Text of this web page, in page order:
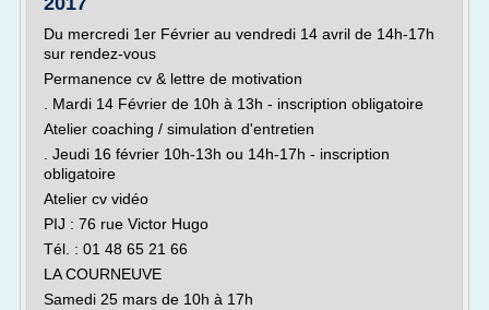
Du mercredi 1er Février au vendredi 14 avril de 14h-17h
sur rendez-vous
Permanence cv & lettre de motivation
. Mardi 14 Février de 10h à 13h - inscription obligatoire
Atelier coaching / simulation d'entretien
. Jeudi 16 février 10h-13h ou 14h-17h - inscription
obligatoire
Atelier cv vidéo
PIJ : 76 rue Victor Hugo
Tél. : 01 48 65 21 66
LA COURNEUVE
Samedi 25 mars de 10h à 17h